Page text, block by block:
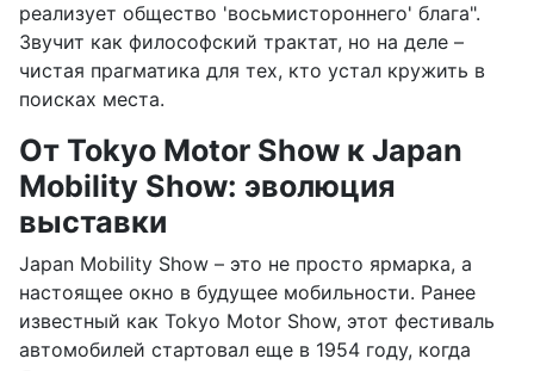
реализует общество 'восьмистороннего' блага".
Звучит как философский трактат, но на деле –
чистая прагматика для тех, кто устал кружить в
поисках места.
От Tokyo Motor Show к Japan
Mobility Show: эволюция
выставки
Japan Mobility Show – это не просто ярмарка, а
настоящее окно в будущее мобильности. Ранее
известный как Tokyo Motor Show, этот фестиваль
автомобилей стартовал еще в 1954 году, когда